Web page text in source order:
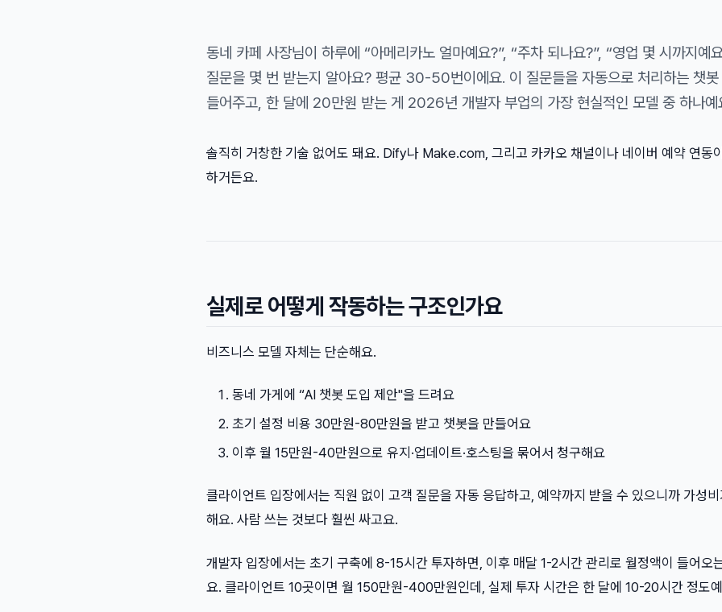
동네 카페 사장님이 하루에 “아메리카노 얼마예요?”, “주차 되나요?”, “영업 몇 시까지예
질문을 몇 번 받는지 알아요? 평균 30-50번이에요. 이 질문들을 자동으로 처리하는 챗
들어주고, 한 달에 20만원 받는 게 2026년 개발자 부업의 가장 현실적인 모델 중 하나예
솔직히 거창한 기술 없어도 돼요. Dify나 Make.com, 그리고 카카오 채널이나 네이버 예약 연동
하거든요.
실제로 어떻게 작동하는 구조인가요
비즈니스 모델 자체는 단순해요.
동네 가게에 “AI 챗봇 도입 제안"을 드려요
초기 설정 비용 30만원-80만원을 받고 챗봇을 만들어요
이후 월 15만원-40만원으로 유지·업데이트·호스팅을 묶어서 청구해요
클라이언트 입장에서는 직원 없이 고객 질문을 자동 응답하고, 예약까지 받을 수 있으니까 가성
해요. 사람 쓰는 것보다 훨씬 싸고요.
개발자 입장에서는 초기 구축에 8-15시간 투자하면, 이후 매달 1-2시간 관리로 월정액이 들어오
요. 클라이언트 10곳이면 월 150만원-400만원인데, 실제 투자 시간은 한 달에 10-20시간 정도